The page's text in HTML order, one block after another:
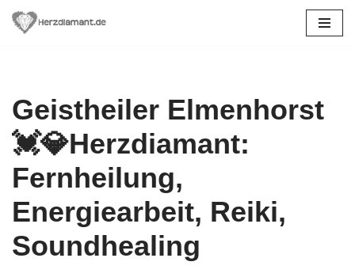
Geistheiler Elmenhorst
💓️💎Herzdiamant:
Fernheilung,
Energiearbeit, Reiki,
Soundhealing